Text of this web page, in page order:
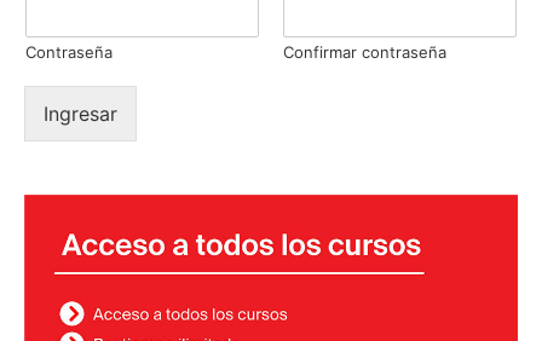
Contraseña Confirmar contraseña
Ingresar